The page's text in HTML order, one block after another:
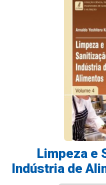
Limpeza e
Indústria de